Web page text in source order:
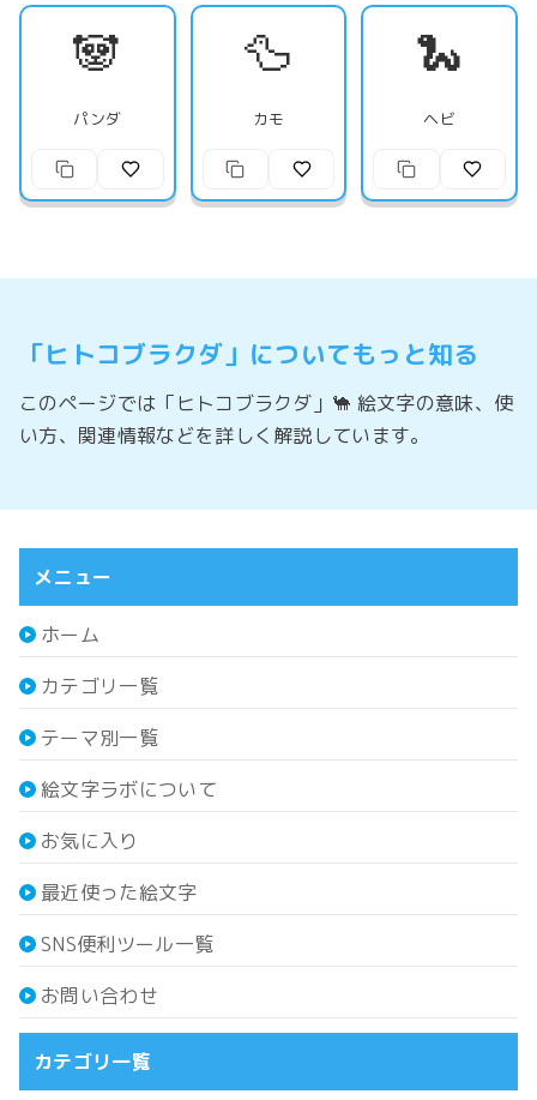
🐼
パンダ
🦆
カモ
🐍
ヘビ
「ヒトコブラクダ」についてもっと知る
このページでは「ヒトコブラクダ」🐪 絵文字の意味、使
い方、関連情報などを詳しく解説しています。
メニュー
ホーム
カテゴリ一覧
テーマ別一覧
絵文字ラボについて
お気に入り
最近使った絵文字
SNS便利ツール一覧
お問い合わせ
カテゴリ一覧